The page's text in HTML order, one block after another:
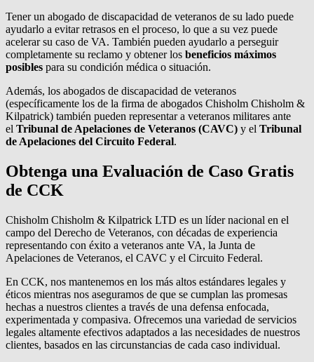
Tener un abogado de discapacidad de veteranos de su lado puede
ayudarlo a evitar retrasos en el proceso, lo que a su vez puede
acelerar su caso de VA. También pueden ayudarlo a perseguir
completamente su reclamo y obtener los beneficios máximos
posibles para su condición médica o situación.
Además, los abogados de discapacidad de veteranos
(específicamente los de la firma de abogados Chisholm Chisholm &
Kilpatrick) también pueden representar a veteranos militares ante
el Tribunal de Apelaciones de Veteranos (CAVC) y el Tribunal
de Apelaciones del Circuito Federal.
Obtenga una Evaluación de Caso Gratis
de CCK
Chisholm Chisholm & Kilpatrick LTD es un líder nacional en el
campo del Derecho de Veteranos, con décadas de experiencia
representando con éxito a veteranos ante VA, la Junta de
Apelaciones de Veteranos, el CAVC y el Circuito Federal.
En CCK, nos mantenemos en los más altos estándares legales y
éticos mientras nos aseguramos de que se cumplan las promesas
hechas a nuestros clientes a través de una defensa enfocada,
experimentada y compasiva. Ofrecemos una variedad de servicios
legales altamente efectivos adaptados a las necesidades de nuestros
clientes, basados ​​en las circunstancias de cada caso individual.